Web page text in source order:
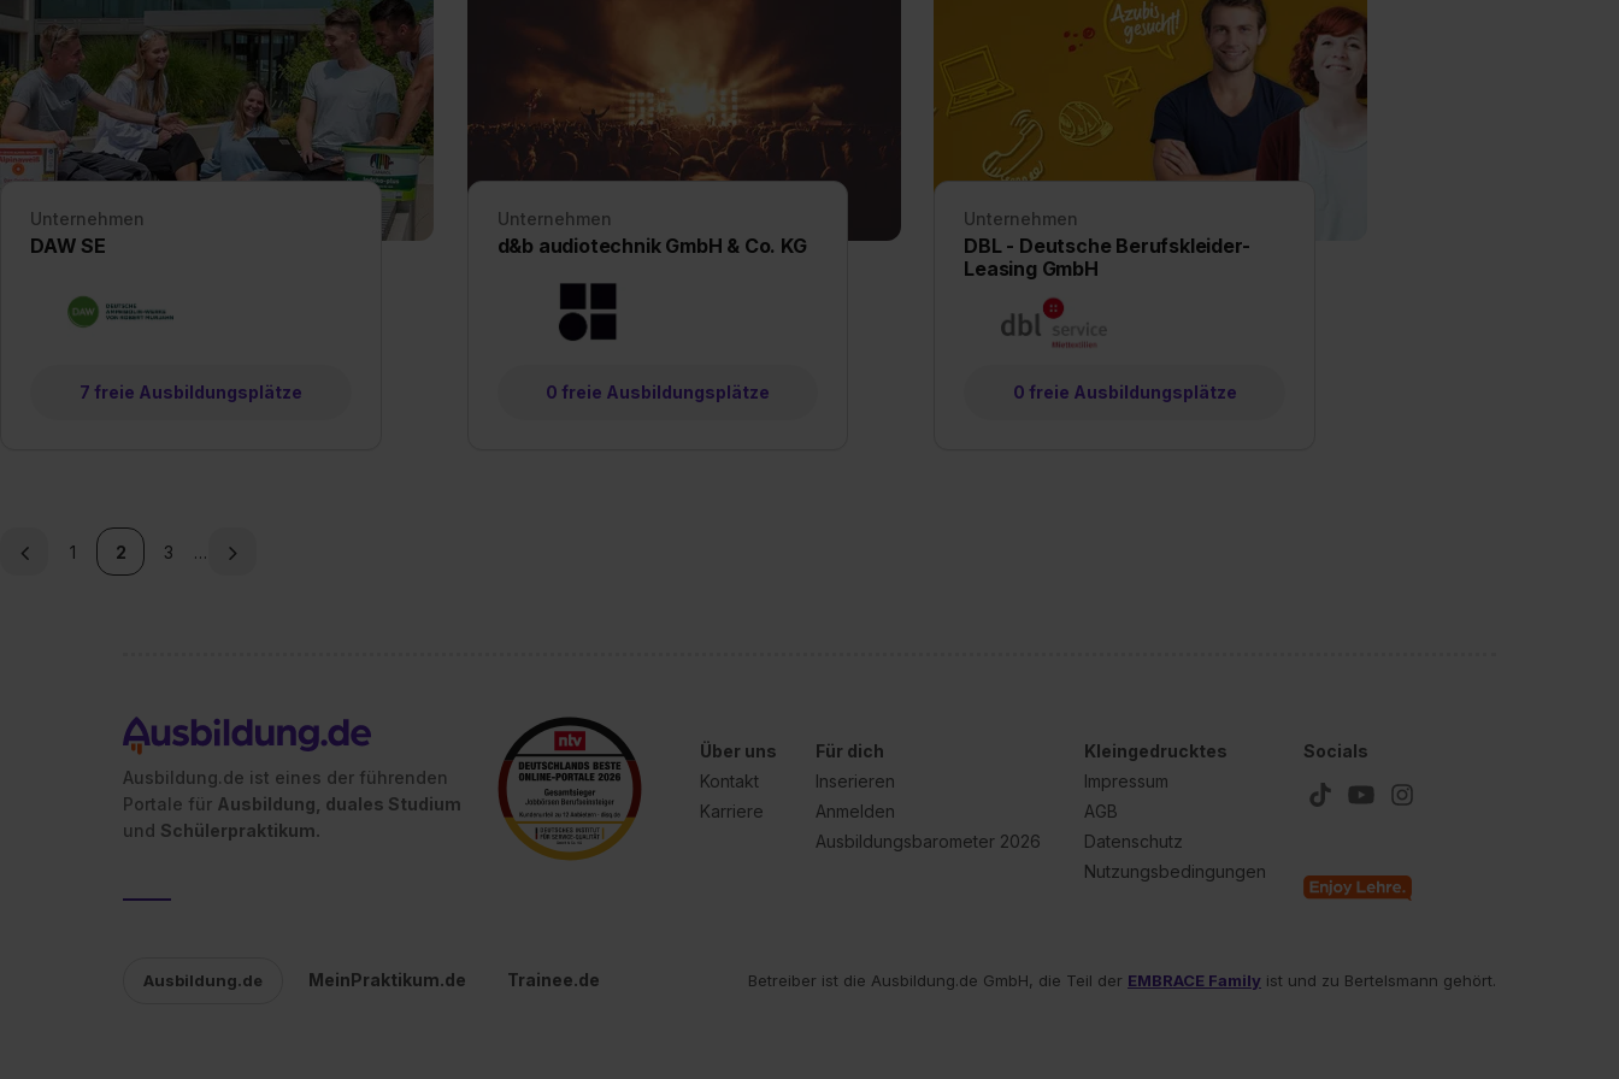
„Datenschutz-Einstellungen“ widerrufen. Weitere Informationen zu den einzelnen Cookies findest du durch Klick auf
„Details zeigen“. Weitere Informationen:
Unternehmen
DAW SE
7 freie Ausbildungsplätze
Unternehmen
d&b audiotechnik GmbH & Co. KG
0 freie Ausbildungsplätze
Unternehmen
DBL - Deutsche Berufskleider-
Leasing GmbH
0 freie Ausbildungsplätze
1 2 3 …
Ausbildung.de ist eines der führenden
Portale für Ausbildung, duales Studium
und Schülerpraktikum.
Über uns
Kontakt
Karriere
Für dich
Inserieren
Anmelden
Ausbildungsbarometer 2026
Kleingedrucktes
Impressum
AGB
Datenschutz
Nutzungsbedingungen
Socials
Ausbildung.de MeinPraktikum.de Trainee.de Betreiber ist die Ausbildung.de GmbH, die Teil der EMBRACE Family ist und zu Bertelsmann gehört.